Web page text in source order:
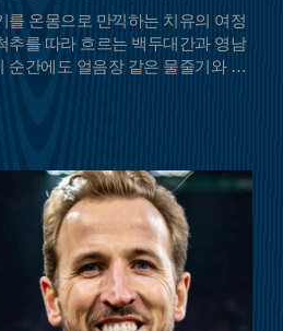
를 온몸으로 만끽하는 치유의 여정
추를 따라 흐르는 백두대간과 영남
순간에도 얼음장 같은 물줄기와 울
행의 피로도를 덜어준다. 특히 북쪽
물이 너무 차가워 오래 발을 담그기
랑한다. 하늘이 보이지 않을 만큼
렬한 햇볕을 차단해 주며, 삼도봉
방언이 교차하는 화합의 풍경을
장한 기운을 느끼고 싶다면 경북
은 대야산이 제격이다. 속리산국립